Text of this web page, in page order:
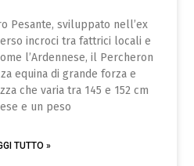
Pesante, sviluppato nell’ex
incroci tra fattrici locali e
l’Ardennese, il Percheron
equina di grande forza e
che varia tra 145 e 152 cm
e un peso
TUTTO »